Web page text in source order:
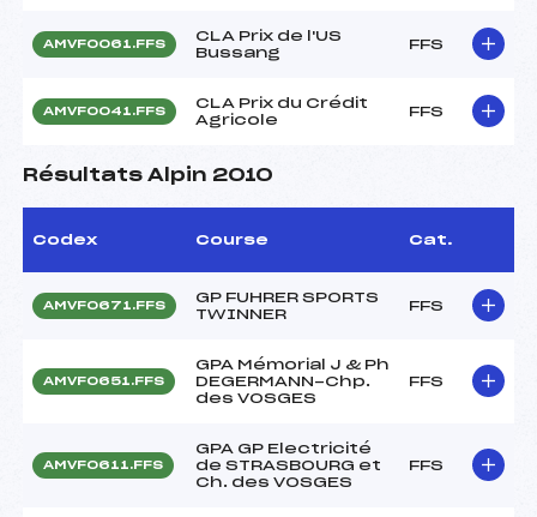
AMVF0061.FFS
CLA Prix de l'US
Bussang
FFS
AMVF0041.FFS
CLA Prix du Crédit
Agricole
FFS
Résultats Alpin 2010
Codex Course Cat.
AMVF0671.FFS
GP FUHRER SPORTS
TWINNER
FFS
AMVF0651.FFS
GPA Mémorial J & Ph
DEGERMANN-Chp.
des VOSGES
FFS
AMVF0611.FFS
GPA GP Electricité
de STRASBOURG et
Ch. des VOSGES
FFS